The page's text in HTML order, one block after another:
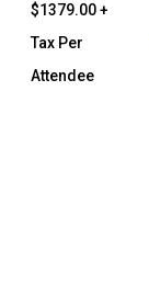
$1379.00 +
Tax Per
Attendee